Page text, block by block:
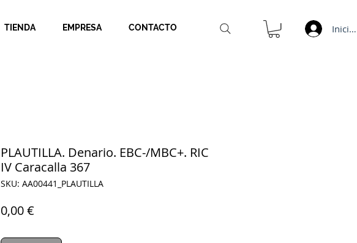
TIENDA EMPRESA CONTACTO
PLAUTILLA. Denario. EBC-/MBC+. RIC
IV Caracalla 367
SKU: AA00441_PLAUTILLA
0,00 €